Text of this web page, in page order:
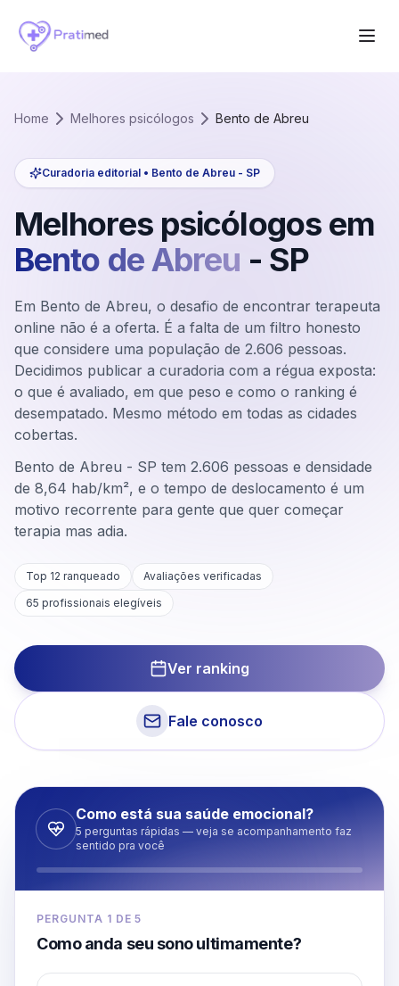
Home Melhores psicólogos Bento de Abreu
Curadoria editorial • Bento de Abreu - SP
Melhores psicólogos em
Bento de Abreu - SP
Em Bento de Abreu, o desafio de encontrar terapeuta
online não é a oferta. É a falta de um filtro honesto
que considere uma população de 2.606 pessoas.
Decidimos publicar a curadoria com a régua exposta:
o que é avaliado, em que peso e como o ranking é
desempatado. Mesmo método em todas as cidades
cobertas.
Bento de Abreu - SP tem 2.606 pessoas e densidade
de 8,64 hab/km², e o tempo de deslocamento é um
motivo recorrente para gente que quer começar
terapia mas adia.
Top 12 ranqueado
Avaliações verificadas
65 profissionais elegíveis
Ver ranking
Fale conosco
Como está sua saúde emocional?
5 perguntas rápidas — veja se acompanhamento faz
sentido pra você
PERGUNTA 1 DE5
Como anda seu sono ultimamente?